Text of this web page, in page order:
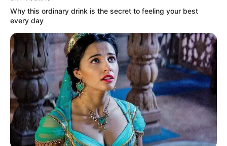
No Brasil inteiro, nenhuma outra instituição representativa dos
agentes comunitários e de combate às endemias conseguiu as
proezas, que a Confederação Nacional tem conseguido. Claro que
ela jamais conseguiria nada sozinha! Ela precisa do apoio de cada
ACS e ACE do país, além de seus aliados, entre os quais está a
equipe de voluntários doJASB - Jornal dos Agentes de Saúde
do Brasil.
A CONACS conseguiu se articular e mudar a Constituição Federal
diversas vezes para beneficiar as duas categorias de Agentes de
Why this ordinary drink is the secret to feeling your best
every day